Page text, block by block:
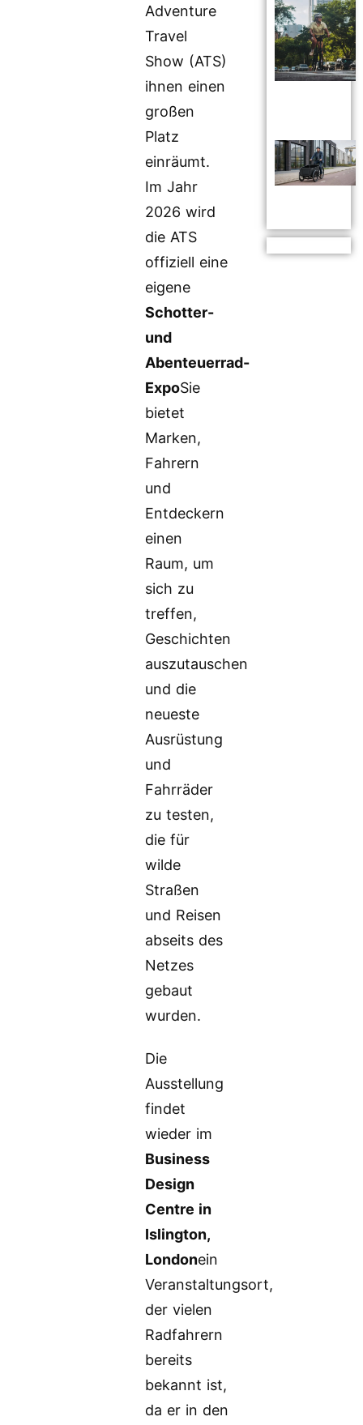
Adventure
Travel
Show (ATS)
ihnen einen
großen
Platz
einräumt.
Im Jahr
2026 wird
die ATS
offiziell eine
eigene
Schotter-
und
Abenteuerrad-
ExpoSie
bietet
Marken,
Fahrern
und
Entdeckern
einen
Raum, um
sich zu
treffen,
Geschichten
auszutauschen
und die
neueste
Ausrüstung
und
Fahrräder
zu testen,
die für
wilde
Straßen
und Reisen
abseits des
Netzes
gebaut
wurden.
Die
Ausstellung
findet
wieder im
Business
Design
Centre in
Islington,
Londonein
Veranstaltungsort,
der vielen
Radfahrern
bereits
bekannt ist,
da er in den